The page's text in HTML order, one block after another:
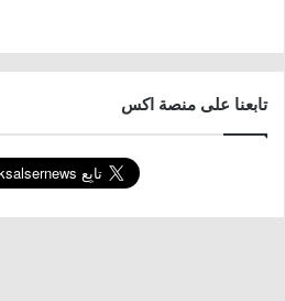
تابعنا على منصة اكس